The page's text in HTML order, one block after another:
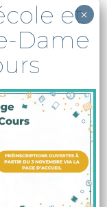
MENU
du
et
Dame
×